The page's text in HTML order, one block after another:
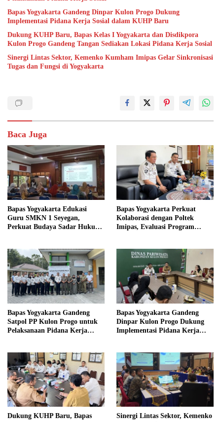
Bapas Yogyakarta Gandeng Dinpar Kulon Progo Dukung
Implementasi Pidana Kerja Sosial dalam KUHP Baru
Dukung KUHP Baru, Bapas Kelas I Yogyakarta dan Disdikpora
Kulon Progo Gandeng Tangan Sediakan Lokasi Pidana Kerja Sosial
Sinergi Lintas Sektor, Kemenko Kumham Imipas Gelar Sinkronisasi
Tugas dan Fungsi di Yogyakarta
Baca Juga
Bapas Yogyakarta Edukasi
Guru SMKN 1 Seyegan,
Perkuat Budaya Sadar Hukum
Bapas Yogyakarta Perkuat
Kolaborasi dengan Poltek
Imipas, Evaluasi Program
Bapas Yogyakarta Gandeng
Satpol PP Kulon Progo untuk
Pelaksanaan Pidana Kerja
Bapas Yogyakarta Gandeng
Dinpar Kulon Progo Dukung
Implementasi Pidana Kerja
Dukung KUHP Baru, Bapas
Sinergi Lintas Sektor, Kemenko